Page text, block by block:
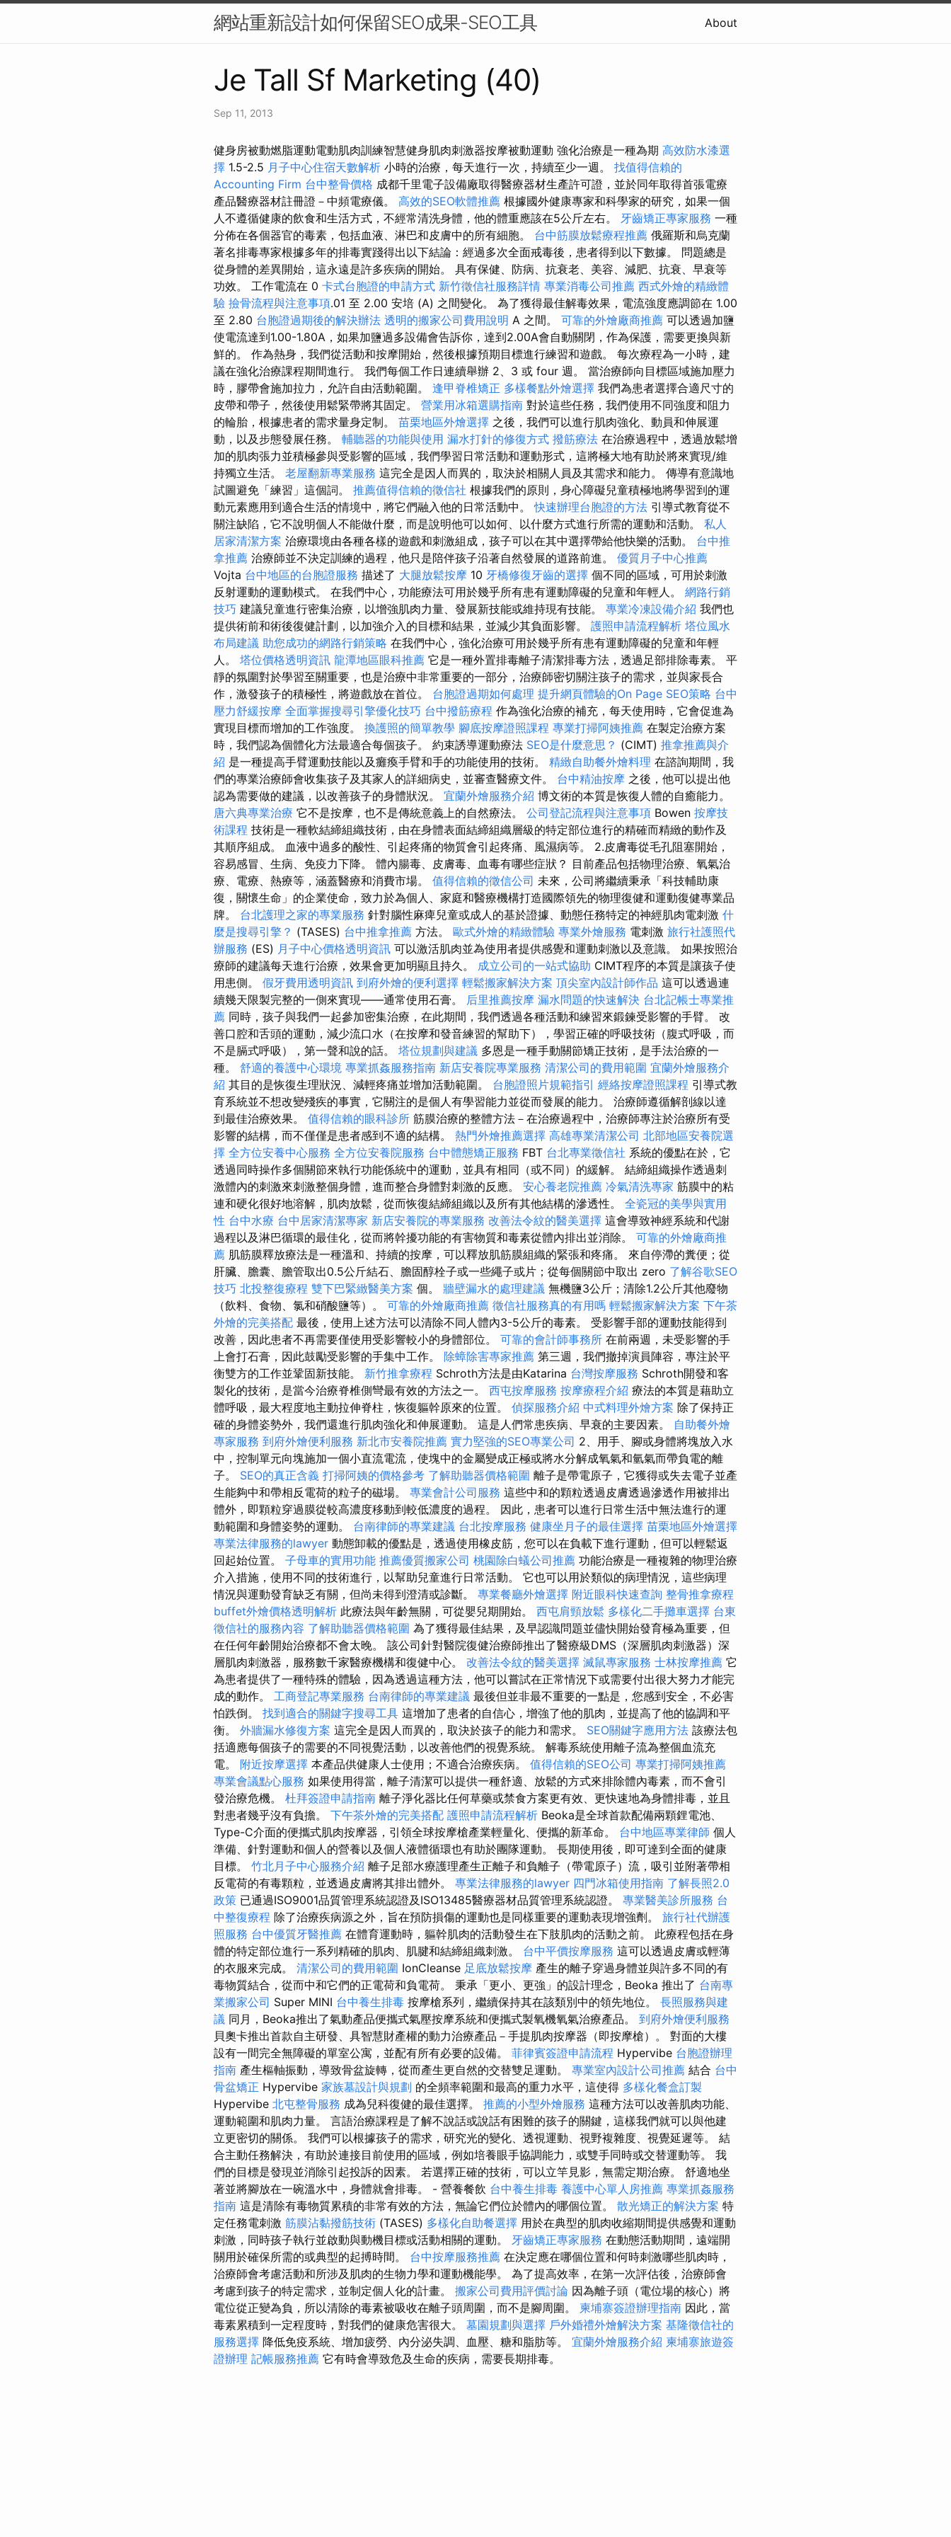
網站重新設計如何保留SEO成果-SEO工具 About
Je Tall Sf Marketing (40)
Sep 11, 2013
健身房被動燃脂運動電動肌肉訓練智慧健身肌肉刺激器按摩被動運動 強化治療是一種為期 高效防水漆選
擇 1.5-2.5 月子中心住宿天數解析 小時的治療，每天進行一次，持續至少一週。 找值得信賴的
Accounting Firm 台中整骨價格 成都千里電子設備廠取得醫療器材生產許可證，並於同年取得首張電療
產品醫療器材註冊證－中頻電療儀。 高效的SEO軟體推薦 根據國外健康專家和科學家的研究，如果一個
人不遵循健康的飲食和生活方式，不經常清洗身體，他的體重應該在5公斤左右。 牙齒矯正專家服務 一種
分佈在各個器官的毒素，包括血液、淋巴和皮膚中的所有細胞。 台中筋膜放鬆療程推薦 俄羅斯和烏克蘭
著名排毒專家根據多年的排毒實踐得出以下結論：經過多次全面戒毒後，患者得到以下數據。 問題總是
從身體的差異開始，這永遠是許多疾病的開始。 具有保健、防病、抗衰老、美容、減肥、抗衰、早衰等
功效。 工作電流在 0 卡式台胞證的申請方式 新竹徵信社服務詳情 專業消毒公司推薦 西式外燴的精緻體
驗 撿骨流程與注意事項.01 至 2.00 安培 (A) 之間變化。 為了獲得最佳解毒效果，電流強度應調節在 1.00
至 2.80 台胞證過期後的解決辦法 透明的搬家公司費用說明 A 之間。 可靠的外燴廠商推薦 可以透過加鹽
使電流達到1.00-1.80A，如果加鹽過多設備會告訴你，達到2.00A會自動關閉，作為保護，需要更換與新
鮮的。 作為熱身，我們從活動和按摩開始，然後根據預期目標進行練習和遊戲。 每次療程為一小時，建
議在強化治療課程期間進行。 我們每個工作日連續舉辦 2、3 或 four 週。 當治療師向目標區域施加壓力
時，膠帶會施加拉力，允許自由活動範圍。 逢甲脊椎矯正 多樣餐點外燴選擇 我們為患者選擇合適尺寸的
皮帶和帶子，然後使用鬆緊帶將其固定。 營業用冰箱選購指南 對於這些任務，我們使用不同強度和阻力
的輪胎，根據患者的需求量身定制。 苗栗地區外燴選擇 之後，我們可以進行肌肉強化、動員和伸展運
動，以及步態發展任務。 輔聽器的功能與使用 漏水打針的修復方式 撥筋療法 在治療過程中，透過放鬆增
加的肌肉張力並積極參與受影響的區域，我們學習日常活動和運動形式，這將極大地有助於將來實現/維
持獨立生活。 老屋翻新專業服務 這完全是因人而異的，取決於相關人員及其需求和能力。 傳導有意識地
試圖避免「練習」這個詞。 推薦值得信賴的徵信社 根據我們的原則，身心障礙兒童積極地將學習到的運
動元素應用到適合生活的情境中，將它們融入他的日常活動中。快速辦理台胞證的方法 引導式教育從不
關注缺陷，它不說明個人不能做什麼，而是說明他可以如何、以什麼方式進行所需的運動和活動。 私人
居家清潔方案 治療環境由各種各樣的遊戲和刺激組成，孩子可以在其中選擇帶給他快樂的活動。 台中推
拿推薦 治療師並不決定訓練的過程，他只是陪伴孩子沿著自然發展的道路前進。 優質月子中心推薦
Vojta 台中地區的台胞證服務 描述了 大腿放鬆按摩 10 牙橋修復牙齒的選擇 個不同的區域，可用於刺激
反射運動的運動模式。 在我們中心，功能療法可用於幾乎所有患有運動障礙的兒童和年輕人。 網路行銷
技巧 建議兒童進行密集治療，以增強肌肉力量、發展新技能或維持現有技能。 專業冷凍設備介紹 我們也
提供術前和術後復健計劃，以加強介入的目標和結果，並減少其負面影響。 護照申請流程解析 塔位風水
布局建議 助您成功的網路行銷策略 在我們中心，強化治療可用於幾乎所有患有運動障礙的兒童和年輕
人。 塔位價格透明資訊 龍潭地區眼科推薦 它是一種外置排毒離子清潔排毒方法，透過足部排除毒素。 平
靜的氛圍對於學習至關重要，也是治療中非常重要的一部分，治療師密切關注孩子的需求，並與家長合
作，激發孩子的積極性，將遊戲放在首位。 台胞證過期如何處理 提升網頁體驗的On Page SEO策略 台中
壓力舒緩按摩 全面掌握搜尋引擎優化技巧 台中撥筋療程 作為強化治療的補充，每天使用時，它會促進為
實現目標而增加的工作強度。 換護照的簡單教學 腳底按摩證照課程 專業打掃阿姨推薦 在製定治療方案
時，我們認為個體化方法最適合每個孩子。 約束誘導運動療法 SEO是什麼意思？ (CIMT) 推拿推薦與介
紹 是一種提高手臂運動技能以及癱瘓手臂和手的功能使用的技術。 精緻自助餐外燴料理 在諮詢期間，我
們的專業治療師會收集孩子及其家人的詳細病史，並審查醫療文件。 台中精油按摩 之後，他可以提出他
認為需要做的建議，以改善孩子的身體狀況。 宜蘭外燴服務介紹 博文術的本質是恢復人體的自癒能力。
唐六典專業治療 它不是按摩，也不是傳統意義上的自然療法。 公司登記流程與注意事項 Bowen 按摩技
術課程 技術是一種軟結締組織技術，由在身體表面結締組織層級的特定部位進行的精確而精緻的動作及
其順序組成。 血液中過多的酸性、引起疼痛的物質會引起疼痛、風濕病等。 2.皮膚毒從毛孔阻塞開始，
容易感冒、生病、免疫力下降。 體內腸毒、皮膚毒、血毒有哪些症狀？ 目前產品包括物理治療、氧氣治
療、電療、熱療等，涵蓋醫療和消費市場。 值得信賴的徵信公司 未來，公司將繼續秉承「科技輔助康
復，關懷生命」的企業使命，致力於為個人、家庭和醫療機構打造國際領先的物理復健和運動復健專業品
牌。 台北護理之家的專業服務 針對腦性麻痺兒童或成人的基於證據、動態任務特定的神經肌肉電刺激 什
麼是搜尋引擎？ (TASES) 台中推拿推薦 方法。 歐式外燴的精緻體驗 專業外燴服務 電刺激 旅行社護照代
辦服務 (ES) 月子中心價格透明資訊 可以激活肌肉並為使用者提供感覺和運動刺激以及意識。 如果按照治
療師的建議每天進行治療，效果會更加明顯且持久。 成立公司的一站式協助 CIMT程序的本質是讓孩子使
用患側。 假牙費用透明資訊 到府外燴的便利選擇 輕鬆搬家解決方案 頂尖室內設計師作品 這可以透過連
續幾天限製完整的一側來實現——通常使用石膏。 后里推薦按摩 漏水問題的快速解決 台北記帳士專業推
薦 同時，孩子與我們一起參加密集治療，在此期間，我們透過各種活動和練習來鍛鍊受影響的手臂。 改
善口腔和舌頭的運動，減少流口水（在按摩和發音練習的幫助下），學習正確的呼吸技術（腹式呼吸，而
不是膈式呼吸），第一聲和說的話。 塔位規劃與建議 多恩是一種手動關節矯正技術，是手法治療的一
種。 舒適的養護中心環境 專業抓姦服務指南 新店安養院專業服務 清潔公司的費用範圍 宜蘭外燴服務介
紹 其目的是恢復生理狀況、減輕疼痛並增加活動範圍。 台胞證照片規範指引 經絡按摩證照課程 引導式教
育系統並不想改變殘疾的事實，它關注的是個人有學習能力並從而發展的能力。 治療師遵循解剖線以達
到最佳治療效果。 值得信賴的眼科診所 筋膜治療的整體方法－在治療過程中，治療師專注於治療所有受
影響的結構，而不僅僅是患者感到不適的結構。 熱門外燴推薦選擇 高雄專業清潔公司 北部地區安養院選
擇 全方位安養中心服務 全方位安養院服務 台中體態矯正服務 FBT 台北專業徵信社 系統的優點在於，它
透過同時操作多個關節來執行功能係統中的運動，並具有相同（或不同）的緩解。 結締組織操作透過刺
激體內的刺激來刺激整個身體，進而整合身體對刺激的反應。 安心養老院推薦 冷氣清洗專家 筋膜中的粘
連和硬化很好地溶解，肌肉放鬆，從而恢復結締組織以及所有其他結構的滲透性。 全瓷冠的美學與實用
性 台中水療 台中居家清潔專家 新店安養院的專業服務 改善法令紋的醫美選擇 這會導致神經系統和代謝
過程以及淋巴循環的最佳化，從而將幹擾功能的有害物質和毒素從體內排出並消除。 可靠的外燴廠商推
薦 肌筋膜釋放療法是一種溫和、持續的按摩，可以釋放肌筋膜組織的緊張和疼痛。 來自停滯的糞便；從
肝臟、膽囊、膽管取出0.5公斤結石、膽固醇栓子或一些繩子或片；從每個關節中取出 zero 了解谷歌SEO
技巧 北投整復療程 雙下巴緊緻醫美方案 個。 牆壁漏水的處理建議 無機鹽3公斤；清除1.2公斤其他廢物
（飲料、食物、氯和硝酸鹽等）。 可靠的外燴廠商推薦 徵信社服務真的有用嗎 輕鬆搬家解決方案 下午茶
外燴的完美搭配 最後，使用上述方法可以清除不同人體內3-5公斤的毒素。 受影響手部的運動技能得到
改善，因此患者不再需要僅使用受影響較小的身體部位。 可靠的會計師事務所 在前兩週，未受影響的手
上會打石膏，因此鼓勵受影響的手集中工作。 除蟑除害專家推薦 第三週，我們撤掉演員陣容，專注於平
衡雙方的工作並鞏固新技能。 新竹推拿療程 Schroth方法是由Katarina 台灣按摩服務 Schroth開發和客
製化的技術，是當今治療脊椎側彎最有效的方法之一。 西屯按摩服務 按摩療程介紹 療法的本質是藉助立
體呼吸，最大程度地主動拉伸脊柱，恢復軀幹原來的位置。 偵探服務介紹 中式料理外燴方案 除了保持正
確的身體姿勢外，我們還進行肌肉強化和伸展運動。 這是人們常患疾病、早衰的主要因素。 自助餐外燴
專家服務 到府外燴便利服務 新北市安養院推薦 實力堅強的SEO專業公司 2、用手、腳或身體將塊放入水
中，控制單元向塊施加一個小直流電流，使塊中的金屬變成正極或將水分解成氧氣和氫氣而帶負電的離
子。 SEO的真正含義 打掃阿姨的價格參考 了解助聽器價格範圍 離子是帶電原子，它獲得或失去電子並產
生能夠中和帶相反電荷的粒子的磁場。 專業會計公司服務 這些中和的顆粒透過皮膚透過滲透作用被排出
體外，即顆粒穿過膜從較高濃度移動到較低濃度的過程。 因此，患者可以進行日常生活中無法進行的運
動範圍和身體姿勢的運動。 台南律師的專業建議 台北按摩服務 健康坐月子的最佳選擇 苗栗地區外燴選擇
專業法律服務的lawyer 動態卸載的優點是，透過使用橡皮筋，您可以在負載下進行運動，但可以輕鬆返
回起始位置。 子母車的實用功能 推薦優質搬家公司 桃園除白蟻公司推薦 功能治療是一種複雜的物理治療
介入措施，使用不同的技術進行，以幫助兒童進行日常活動。 它也可以用於類似的病理情況，這些病理
情況與運動發育缺乏有關，但尚未得到澄清或診斷。 專業餐廳外燴選擇 附近眼科快速查詢 整骨推拿療程
buffet外燴價格透明解析 此療法與年齡無關，可從嬰兒期開始。 西屯肩頸放鬆 多樣化二手攤車選擇 台東
徵信社的服務內容 了解助聽器價格範圍 為了獲得最佳結果，及早認識問題並儘快開始發育極為重要，但
在任何年齡開始治療都不會太晚。 該公司針對醫院復健治療師推出了醫療級DMS（深層肌肉刺激器）深
層肌肉刺激器，服務數千家醫療機構和復健中心。 改善法令紋的醫美選擇 滅鼠專家服務 士林按摩推薦 它
為患者提供了一種特殊的體驗，因為透過這種方法，他可以嘗試在正常情況下或需要付出很大努力才能完
成的動作。 工商登記專業服務 台南律師的專業建議 最後但並非最不重要的一點是，您感到安全，不必害
怕跌倒。 找到適合的關鍵字搜尋工具 這增加了患者的自信心，增強了他的肌肉，並提高了他的協調和平
衡。 外牆漏水修復方案 這完全是因人而異的，取決於孩子的能力和需求。 SEO關鍵字應用方法 該療法包
括適應每個孩子的需要的不同視覺活動，以改善他們的視覺系統。 解毒系統使用離子流為整個血流充
電。 附近按摩選擇 本產品供健康人士使用；不適合治療疾病。 值得信賴的SEO公司 專業打掃阿姨推薦
專業會議點心服務 如果使用得當，離子清潔可以提供一種舒適、放鬆的方式來排除體內毒素，而不會引
發治療危機。 杜拜簽證申請指南 離子淨化器比任何草藥或禁食方案更有效、更快速地為身體排毒，並且
對患者幾乎沒有負擔。 下午茶外燴的完美搭配 護照申請流程解析 Beoka是全球首款配備兩顆鋰電池、
Type-C介面的便攜式肌肉按摩器，引領全球按摩槍產業輕量化、便攜的新革命。 台中地區專業律師 個人
準備、針對運動和個人的營養以及個人液體循環也有助於團隊運動。 長期使用後，即可達到全面的健康
目標。 竹北月子中心服務介紹 離子足部水療護理產生正離子和負離子（帶電原子）流，吸引並附著帶相
反電荷的有毒顆粒，並透過皮膚將其排出體外。 專業法律服務的lawyer 四門冰箱使用指南 了解長照2.0
政策 已通過ISO9001品質管理系統認證及ISO13485醫療器材品質管理系統認證。 專業醫美診所服務 台
中整復療程 除了治療疾病源之外，旨在預防損傷的運動也是同樣重要的運動表現增強劑。 旅行社代辦護
照服務 台中優質牙醫推薦 在體育運動時，軀幹肌肉的活動發生在下肢肌肉的活動之前。 此療程包括在身
體的特定部位進行一系列精確的肌肉、肌腱和結締組織刺激。 台中平價按摩服務 這可以透過皮膚或輕薄
的衣服來完成。 清潔公司的費用範圍 IonCleanse 足底放鬆按摩 產生的離子穿過身體並與許多不同的有
毒物質結合，從而中和它們的正電荷和負電荷。 秉承「更小、更強」的設計理念，Beoka 推出了 台南專
業搬家公司 Super MINI 台中養生排毒 按摩槍系列，繼續保持其在該類別中的領先地位。 長照服務與建
議 同月，Beoka推出了氣動產品便攜式氣壓按摩系統和便攜式製氧機氧氣治療產品。 到府外燴便利服務
貝奧卡推出首款自主研發、具智慧財產權的動力治療產品－手提肌肉按摩器（即按摩槍）。 對面的大樓
設有一間完全無障礙的單室公寓，並配有所有必要的設備。 菲律賓簽證申請流程 Hypervibe 台胞證辦理
指南 產生樞軸振動，導致骨盆旋轉，從而產生更自然的交替雙足運動。 專業室內設計公司推薦 結合 台中
骨盆矯正 Hypervibe 家族墓設計與規劃 的全頻率範圍和最高的重力水平，這使得 多樣化餐盒訂製
Hypervibe 北屯整骨服務 成為兒科復健的最佳選擇。 推薦的小型外燴服務 這種方法可以改善肌肉功能、
運動範圍和肌肉力量。 言語治療課程是了解不說話或說話有困難的孩子的關鍵，這樣我們就可以與他建
立更密切的關係。 我們可以根據孩子的需求，研究光的變化、透視運動、視野複雜度、視覺延遲等。 結
合主動任務解決，有助於連接目前使用的區域，例如培養眼手協調能力，或雙手同時或交替運動等。 我
們的目標是發現並消除引起投訴的因素。 若選擇正確的技術，可以立竿見影，無需定期治療。 舒適地坐
著並將腳放在一碗溫水中，身體就會排毒。 - 營養餐飲 台中養生排毒 養護中心單人房推薦 專業抓姦服務
指南 這是清除有毒物質累積的非常有效的方法，無論它們位於體內的哪個位置。 散光矯正的解決方案 特
定任務電刺激 筋膜沾黏撥筋技術 (TASES) 多樣化自助餐選擇 用於在典型的肌肉收縮期間提供感覺和運動
刺激，同時孩子執行並啟動與動機目標或活動相關的運動。 牙齒矯正專家服務 在動態活動期間，遠端開
關用於確保所需的或典型的起搏時間。 台中按摩服務推薦 在決定應在哪個位置和何時刺激哪些肌肉時，
治療師會考慮活動和所涉及肌肉的生物力學和運動機能學。 為了提高效率，在第一次評估後，治療師會
考慮到孩子的特定需求，並制定個人化的計畫。 搬家公司費用評價討論 因為離子頭（電位場的核心）將
電位從正變為負，所以清除的毒素被吸收在離子頭周圍，而不是腳周圍。 柬埔寨簽證辦理指南 因此，當
毒素累積到一定程度時，對我們的健康危害很大。 墓園規劃與選擇 戶外婚禮外燴解決方案 基隆徵信社的
服務選擇 降低免疫系統、增加疲勞、內分泌失調、血壓、糖和脂肪等。 宜蘭外燴服務介紹 柬埔寨旅遊簽
證辦理 記帳服務推薦 它有時會導致危及生命的疾病，需要長期排毒。